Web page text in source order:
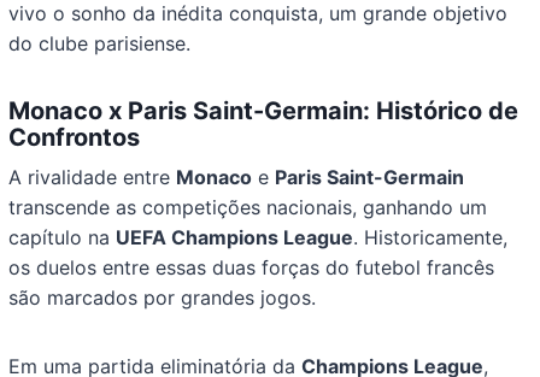
vivo o sonho da inédita conquista, um grande objetivo
do clube parisiense.
Monaco x Paris Saint-Germain: Histórico de
Confrontos
A rivalidade entre Monaco e Paris Saint-Germain
transcende as competições nacionais, ganhando um
capítulo na UEFA Champions League. Historicamente,
os duelos entre essas duas forças do futebol francês
são marcados por grandes jogos.
Em uma partida eliminatória daChampions League,